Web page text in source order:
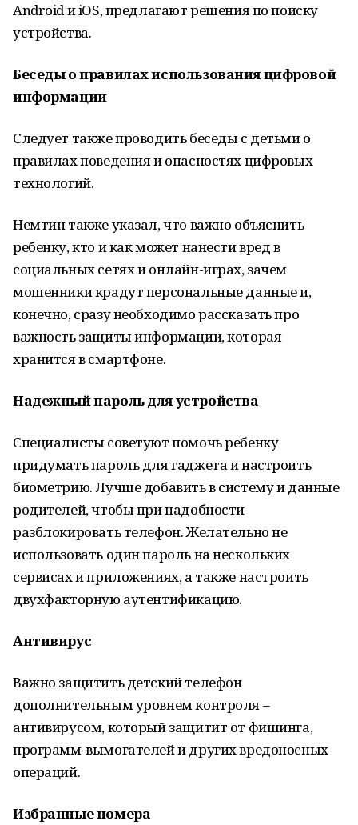
Android и iOS, предлагают решения по поиску
устройства.
Беседы о правилах использования цифровой
информации
Следует также проводить беседы с детьми о
правилах поведения и опасностях цифровых
технологий.
Немтин также указал, что важно объяснить
ребенку, кто и как может нанести вред в
социальных сетях и онлайн-играх, зачем
мошенники крадут персональные данные и,
конечно, сразу необходимо рассказать про
важность защиты информации, которая
хранится в смартфоне.
Надежный пароль для устройства
Специалисты советуют помочь ребенку
придумать пароль для гаджета и настроить
биометрию. Лучше добавить в систему и данные
родителей, чтобы при надобности
разблокировать телефон. Желательно не
использовать один пароль на нескольких
сервисах и приложениях, а также настроить
двухфакторную аутентификацию.
Антивирус
Важно защитить детский телефон
дополнительным уровнем контроля –
антивирусом, который защитит от фишинга,
программ-вымогателей и других вредоносных
операций.
Избранные номера